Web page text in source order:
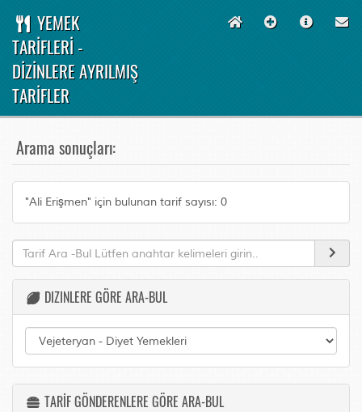
YEMEK
TARİFLERİ -
DİZİNLERE AYRILMIŞ
TARİFLER
Arama sonuçları:
"Ali Erişmen" için bulunan tarif sayısı: 0
DIZINLERE GÖRE ARA-BUL
TARİF GÖNDERENLERE GÖRE ARA-BUL